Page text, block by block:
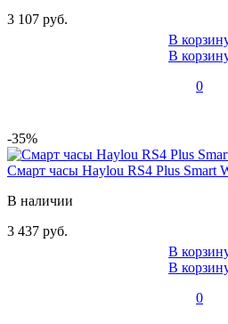
3 107 руб.
В
В
0
-35%
Смарт часы Haylou RS4 Plus Smart
В наличии
3 437 руб.
В
В
0